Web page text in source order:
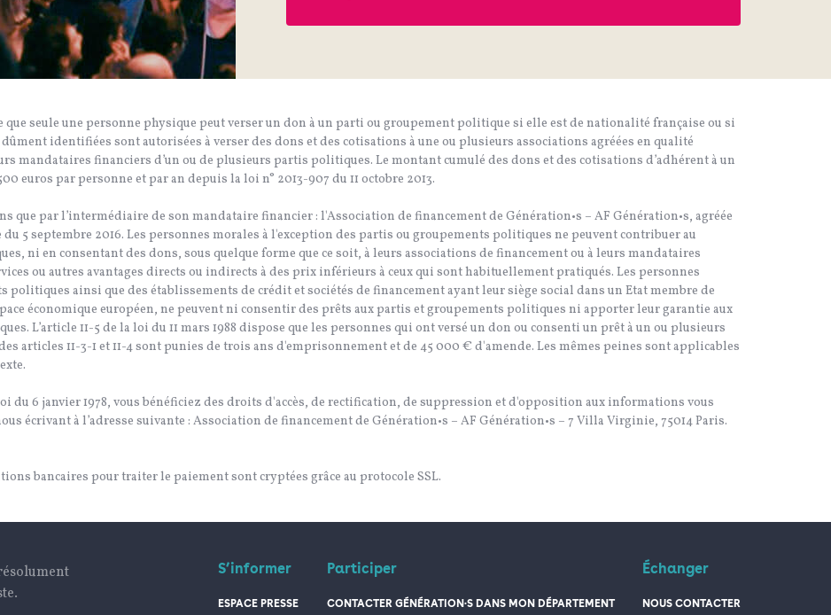
que seule une personne physique peut verser un don à un parti ou groupement politique si elle est de nationalité française ou si
identifiées sont autorisées à verser des dons et des cotisations à une ou plusieurs associations agréées en qualité
mandataires financiers d’un ou de plusieurs partis politiques. Le montant cumulé des dons et des cotisations d’adhérent à un
euros par personne et par an depuis la loi n° 2013-907 du 11 octobre 2013.
que par l’intermédiaire de son mandataire financier : l'Association de financement de Génération•s – AF Génération•s, agréée
5 septembre 2016. Les personnes morales à l'exception des partis ou groupements politiques ne peuvent contribuer au
ni en consentant des dons, sous quelque forme que ce soit, à leurs associations de financement ou à leurs mandataires
ou autres avantages directs ou indirects à des prix inférieurs à ceux qui sont habituellement pratiqués. Les personnes
ainsi que des établissements de crédit et sociétés de financement ayant leur siège social dans un Etat membre de
économique européen, ne peuvent ni consentir des prêts aux partis et groupements politiques ni apporter leur garantie aux
L’article 11-5 de la loi du 11 mars 1988 dispose que les personnes qui ont versé un don ou consenti un prêt à un ou plusieurs
articles 11-3-1 et 11-4 sont punies de trois ans d'emprisonnement et de 45 000 € d'amende. Les mêmes peines sont applicables
du 6 janvier 1978, vous bénéficiez des droits d'accès, de rectification, de suppression et d'opposition aux informations vous
écrivant à l’adresse suivante : Association de financement de Génération•s – AF Génération•s – 7 Villa Virginie, 75014 Paris.
bancaires pour traiter le paiement sont cryptées grâce au protocole SSL.
S’informer
ESPACE PRESSE
Participer
CONTACTER GÉNÉRATION·S DANS MON DÉPARTEMENT
Échanger
NOUS CONTACTER